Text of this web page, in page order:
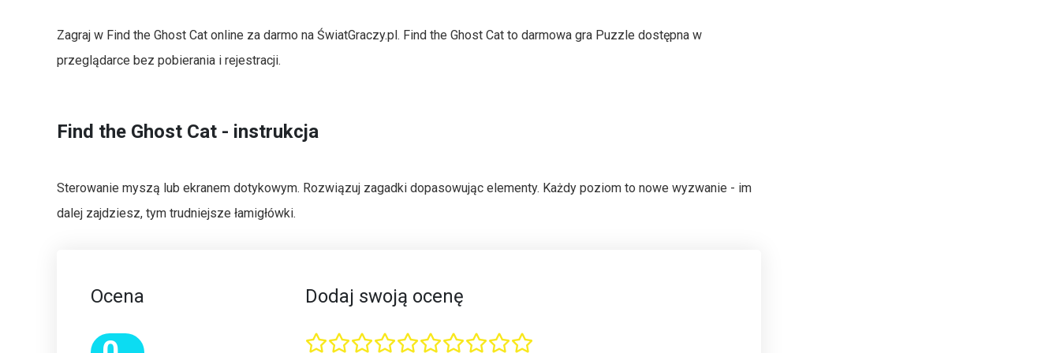
Zagraj w Find the Ghost Cat online za darmo na ŚwiatGraczy.pl. Find the Ghost Cat to darmowa gra Puzzle dostępna w
przeglądarce bez pobierania i rejestracji.
Find the Ghost Cat - instrukcja
Sterowanie myszą lub ekranem dotykowym. Rozwiązuj zagadki dopasowując elementy. Każdy poziom to nowe wyzwanie - im
dalej zajdziesz, tym trudniejsze łamigłówki.
Ocena Dodaj swoją ocenę